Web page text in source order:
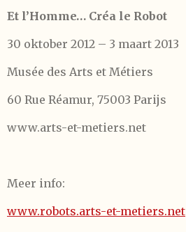
Et l’Homme… Créa le Robot
30 oktober 2012 – 3 maart 2013
Musée des Arts et Métiers
60 Rue Réamur, 75003 Parijs
www.arts-et-metiers.net
Meer info:
www.robots.arts-et-metiers.net